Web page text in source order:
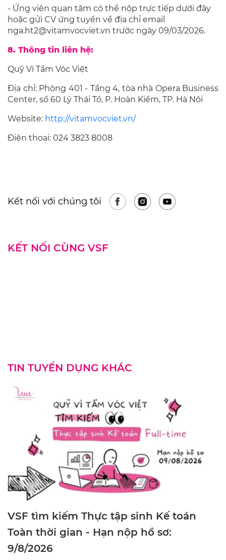
- Ứng viên quan tâm có thể nộp trực tiếp dưới đây
hoặc gửi CV ứng tuyển về địa chỉ email
nga.ht2@vitamvocviet.vn trước ngày 09/03/2026.
8. Thông tin liên hệ:
Quỹ Vì Tầm Vóc Việt
Địa chỉ: Phòng 401 - Tầng 4, tòa nhà Opera Business
Center, số 60 Lý Thái Tổ, P. Hoàn Kiếm, TP. Hà Nội
Website: http://vitamvocviet.vn/
Điện thoại: 024 3823 8008
Kết nối với chúng tôi
KẾT NỐI CÙNG VSF
TIN TUYỂN DỤNG KHÁC
VSF tìm kiếm Thực tập sinh Kế toán
Toàn thời gian - Hạn nộp hồ sơ:
9/8/2026